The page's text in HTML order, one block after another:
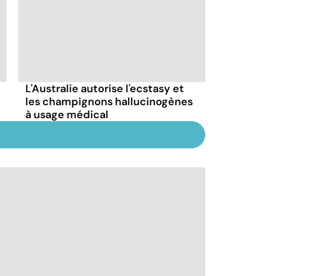
L'Australie autorise l'ecstasy et
les champignons hallucinogènes
à usage médical